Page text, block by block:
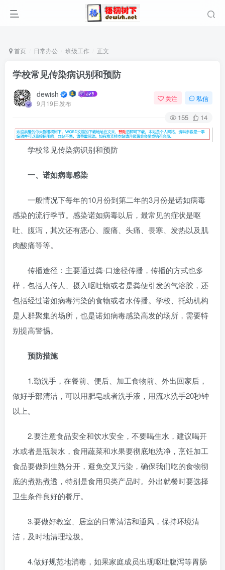
首页 日常办公 班级工作 正文
学校常见传染病识别和预防
dewish
9月19日发布
关注 私信
155 14
学校常见传染病识别和预防
一、诺如病毒感染
一般情况下每年的10月份到第二年的3月份是诺如病毒
感染的流行季节。感染诺如病毒以后，最常见的症状是呕
吐、腹泻，其次还有恶心、腹痛、头痛、畏寒、发热以及肌
肉酸痛等等。
传播途径：主要通过粪-口途径传播，传播的方式也多
样，包括人传人、摄入呕吐物或者是粪便引发的气溶胶，还
包括经过诺如病毒污染的食物或者水传播。学校、托幼机构
是人群聚集的场所，也是诺如病毒感染高发的场所，需要特
别提高警惕。
预防措施
1.勤洗手，在餐前、便后、加工食物前、外出回家后，
做好手部清洁，可以用肥皂或者洗手液，用流水洗手20秒钟
以上。
2.要注意食品安全和饮水安全，不要喝生水，建议喝开
水或者是瓶装水，食用蔬菜和水果要彻底地洗净，烹饪加工
食品要做到生熟分开，避免交叉污染，确保我们吃的食物彻
底的煮熟煮透，特别是食用贝类产品时。外出就餐时要选择
卫生条件良好的餐厅。
3.要做好教室、居室的日常清洁和通风，保持环境清
洁，及时地清理垃圾。
4.做好规范地消毒，如果家庭成员出现呕吐腹泻等胃肠